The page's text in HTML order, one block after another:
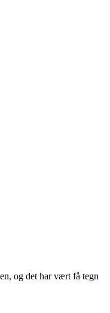
og det har vært få tegn